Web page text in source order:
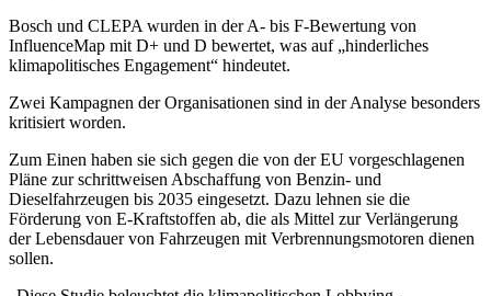
Bosch und CLEPA wurden in der A- bis F-Bewertung von
InfluenceMap mit D+ und D bewertet, was auf „hinderliches
klimapolitisches Engagement“ hindeutet.
Zwei Kampagnen der Organisationen sind in der Analyse besonders
kritisiert worden.
Zum Einen haben sie sich gegen die von der EU vorgeschlagenen
Pläne zur schrittweisen Abschaffung von Benzin- und
Dieselfahrzeugen bis 2035 eingesetzt. Dazu lehnen sie die
Förderung von E-Kraftstoffen ab, die als Mittel zur Verlängerung
der Lebensdauer von Fahrzeugen mit Verbrennungsmotoren dienen
sollen.